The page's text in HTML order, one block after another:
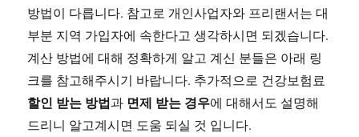
방법이 다릅니다. 참고로 개인사업자와 프리랜서는 대
부분 지역 가입자에 속한다고 생각하시면 되겠습니다.
계산 방법에 대해 정확하게 알고 계신 분들은 아래 링
크를 참고해주시기 바랍니다. 추가적으로 건강보험료
할인 받는 방법과 면제 받는 경우에 대해서도 설명해
드리니 알고계시면 도움 되실 것 입니다.